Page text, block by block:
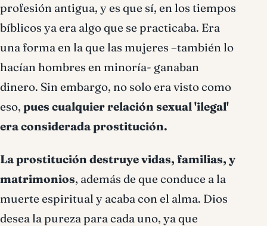
profesión antigua, y es que sí, en los tiempos
bíblicos ya era algo que se practicaba. Era
una forma en la que las mujeres –también lo
hacían hombres en minoría- ganaban
dinero. Sin embargo, no solo era visto como
eso, pues cualquier relación sexual 'ilegal'
era considerada prostitución.
La prostitución destruye vidas, familias, y
matrimonios, además de que conduce a la
muerte espiritual y acaba con el alma. Dios
desea la pureza para cada uno, ya que